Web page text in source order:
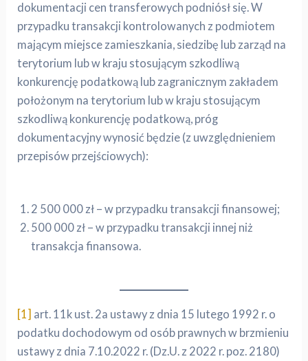
dokumentacji cen transferowych podniósł się. W
przypadku transakcji kontrolowanych z podmiotem
mającym miejsce zamieszkania, siedzibę lub zarząd na
terytorium lub w kraju stosującym szkodliwą
konkurencję podatkową lub zagranicznym zakładem
położonym na terytorium lub w kraju stosującym
szkodliwą konkurencję podatkową, próg
dokumentacyjny wynosić będzie (z uwzględnieniem
przepisów przejściowych):
2 500 000 zł – w przypadku transakcji finansowej;
500 000 zł – w przypadku transakcji innej niż
transakcja finansowa.
[1] art. 11k ust. 2a ustawy z dnia 15 lutego 1992 r. o
podatku dochodowym od osób prawnych w brzmieniu
ustawy z dnia 7.10.2022 r. (Dz.U. z 2022 r. poz. 2180)